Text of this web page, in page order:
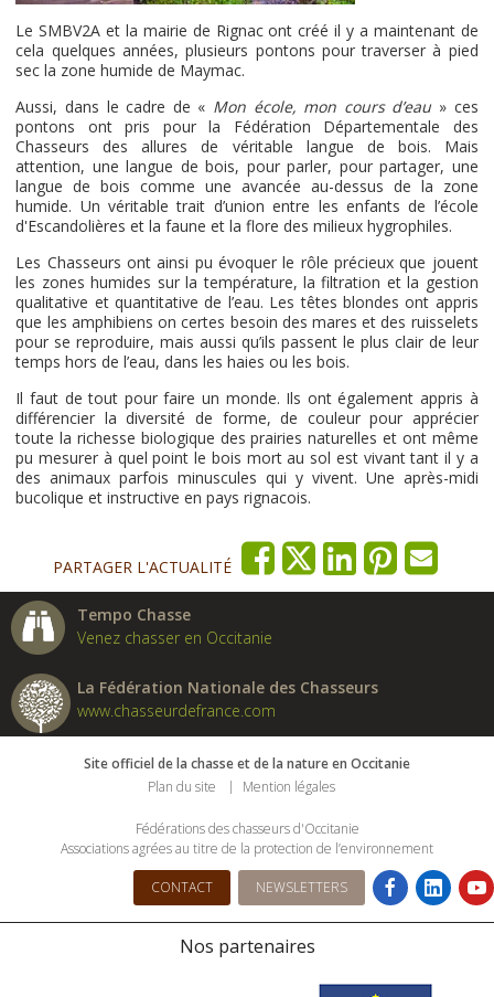
Le SMBV2A et la mairie de Rignac ont créé il y a maintenant de
cela quelques années, plusieurs pontons pour traverser à pied
sec la zone humide de Maymac.
Aussi, dans le cadre de « Mon école, mon cours d’eau » ces
pontons ont pris pour la Fédération Départementale des
Chasseurs des allures de véritable langue de bois. Mais
attention, une langue de bois, pour parler, pour partager, une
langue de bois comme une avancée au-dessus de la zone
humide. Un véritable trait d’union entre les enfants de l’école
d'Escandolières et la faune et la flore des milieux hygrophiles.
Les Chasseurs ont ainsi pu évoquer le rôle précieux que jouent
les zones humides sur la température, la filtration et la gestion
qualitative et quantitative de l’eau. Les têtes blondes ont appris
que les amphibiens on certes besoin des mares et des ruisselets
pour se reproduire, mais aussi qu’ils passent le plus clair de leur
temps hors de l’eau, dans les haies ou les bois.
Il faut de tout pour faire un monde. Ils ont également appris à
différencier la diversité de forme, de couleur pour apprécier
toute la richesse biologique des prairies naturelles et ont même
pu mesurer à quel point le bois mort au sol est vivant tant il y a
des animaux parfois minuscules qui y vivent. Une après-midi
bucolique et instructive en pays rignacois.
PARTAGER L'ACTUALITÉ
Tempo Chasse
Venez chasser en Occitanie
La Fédération Nationale des Chasseurs
www.chasseurdefrance.com
Site officiel de la chasse et de la nature en Occitanie
Plan du site
Mention légales
Fédérations des chasseurs d'Occitanie
Associations agrées au titre de la protection de l’environnement
CONTACT NEWSLETTERS
Nos partenaires